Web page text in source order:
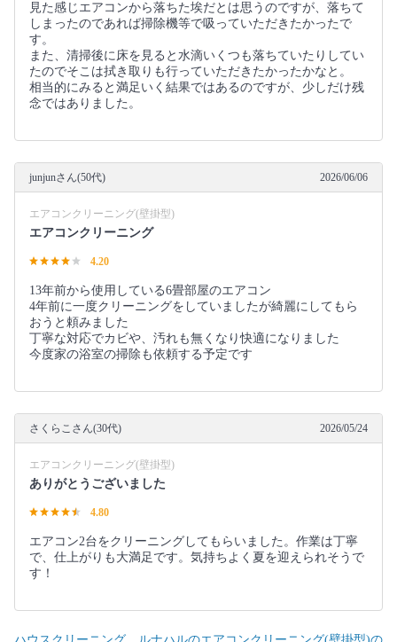
見た感じエアコンから落ちた埃だとは思うのですが、落ちて
しまったのであれば掃除機等で吸っていただきたかったで
す。
また、清掃後に床を見ると水滴いくつも落ちていたりしてい
たのでそこは拭き取りも行っていただきたかったかなと。
相当的にみると満足いく結果ではあるのですが、少しだけ残
念ではありました。
junjunさん(50代) 2026/06/06
エアコンクリーニング(壁掛型)
エアコンクリーニング
4.20
13年前から使用している6畳部屋のエアコン
4年前に一度クリーニングをしていましたが綺麗にしてもら
おうと頼みました
丁寧な対応でカビや、汚れも無くなり快適になりました
今度家の浴室の掃除も依頼する予定です
さくらこさん(30代) 2026/05/24
エアコンクリーニング(壁掛型)
ありがとうございました
4.80
エアコン2台をクリーニングしてもらいました。作業は丁寧
で、仕上がりも大満足です。気持ちよく夏を迎えられそうで
す！